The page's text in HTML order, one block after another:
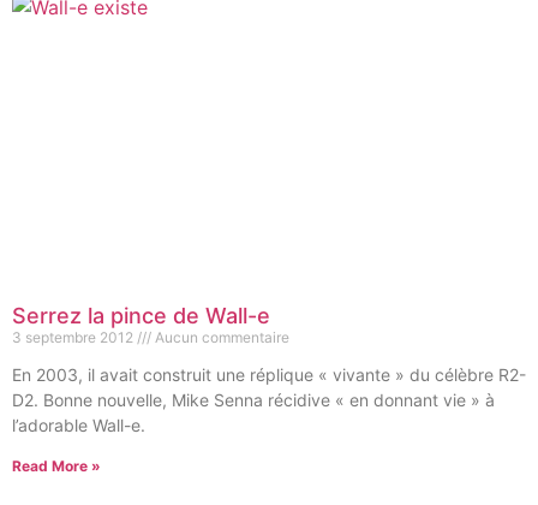
Serrez la pince de Wall-e
3 septembre 2012 Aucun commentaire
En 2003, il avait construit une réplique « vivante » du célèbre R2-
D2. Bonne nouvelle, Mike Senna récidive « en donnant vie » à
l’adorable Wall-e.
Read More »